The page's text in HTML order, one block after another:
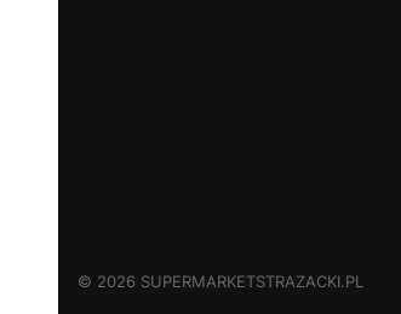
© 2026 SUPERMARKETSTRAZACKI.PL